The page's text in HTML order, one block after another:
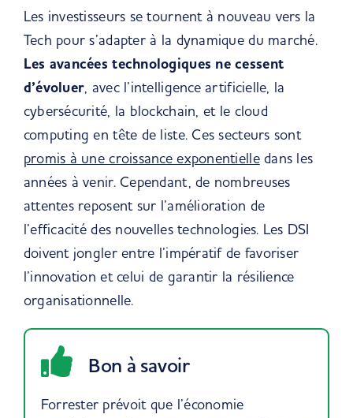
Les investisseurs se tournent à nouveau vers la
Tech pour s’adapter à la dynamique du marché.
Les avancées technologiques ne cessent
d’évoluer, avec l’intelligence artificielle, la
cybersécurité, la blockchain, et le cloud
computing en tête de liste. Ces secteurs sont
promis à une croissance exponentielledans les
années à venir. Cependant, de nombreuses
attentes reposent sur l’amélioration de
l’efficacité des nouvelles technologies. Les DSI
doivent jongler entre l’impératif de favoriser
l’innovation et celui de garantir la résilience
organisationnelle.
Bon à savoir
Forrester prévoit que l’économie